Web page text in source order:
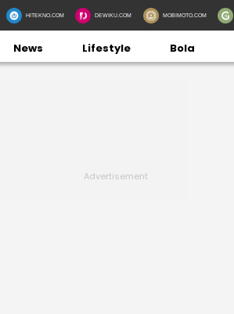
HITEKNO.COM DEWIKU.COM MOBIMOTO.COM
News Lifestyle Bola